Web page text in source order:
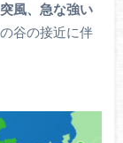
風、急な強い
谷の接近に伴